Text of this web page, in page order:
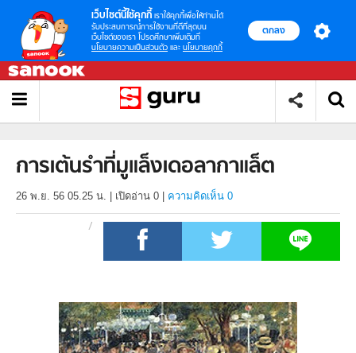
เว็บไซต์นี้ใช้คุกกี้ เราใช้คุกกี้เพื่อให้ท่านได้
รับประสบการณ์การใช้งานที่ดีที่สุดบน
เว็บไซต์ของเรา โปรดศึกษาเพิ่มเติมที่
นโยบายความเป็นส่วนตัว และ นโยบายคุกกี้
ตกลง
การเต้นรำที่มูแล็งเดอลากาแล็ต
26 พ.ย. 56 05.25 น. เปิดอ่าน 0 ความคิดเห็น 0